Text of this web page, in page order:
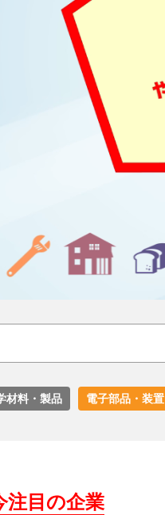
材料・製品 電子部品・装置
注目の企業